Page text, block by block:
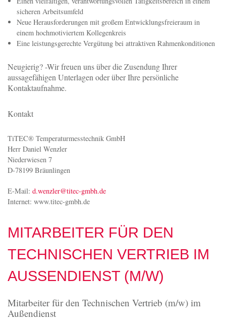
Sie haben Freude an der Arbeit im Team, überzeugen jedoch auch
durch Ihr hohes Maß an Eigenverantwortlichkeit und Ihre sorgfältige,
zielorientierte Arbeitsmentalität
Einen vielfältigen, verantwortungsvollen Tätigkeitsbereich in einem
sicheren Arbeitsumfeld
einem hochmotiviertem Kollegenkreis
Neugierig? -Wir freuen uns über die Zusendung Ihrer
aussagefähigen Unterlagen oder über Ihre persönliche
Kontaktaufnahme.
Kontakt
Herr Daniel Wenzler
Niederwiesen 7
D-78199 Bräunlingen
E-Mail:d.wenzler@titec-gmbh.de
Internet: www.titec-gmbh.de
MITARBEITER FÜR DEN